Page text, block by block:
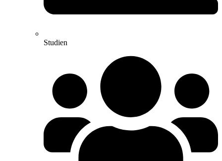
Studien